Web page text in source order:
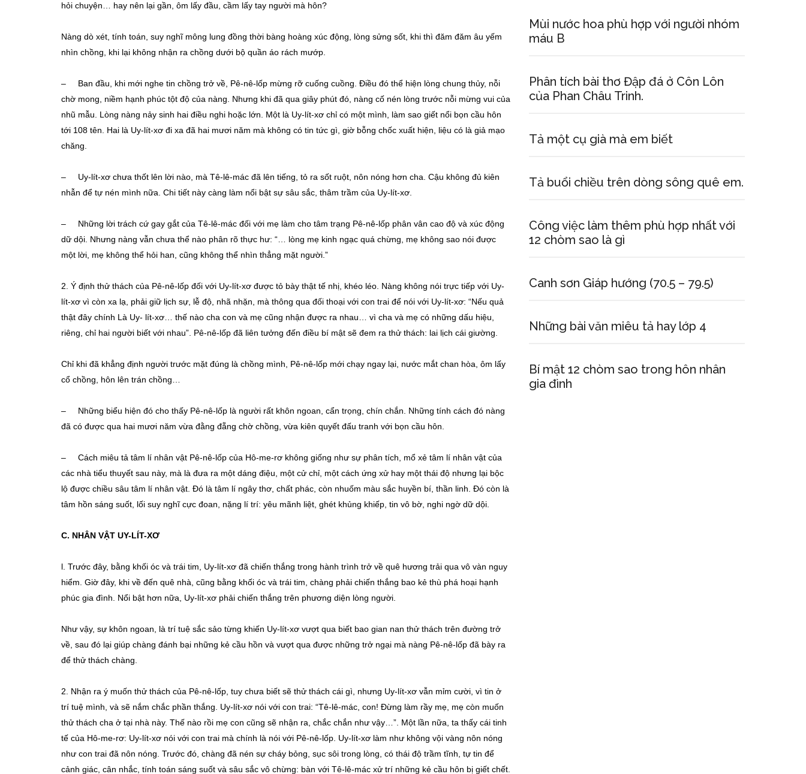
hỏi chuyện… hay nên lại gần, ôm lấy đầu, cầm lấy tay người mà hôn?
Nàng dò xét, tính toán, suy nghĩ mông lung đồng thời bàng hoàng xúc động, lòng sửng sốt, khi thì đăm đăm âu yếm
nhìn chồng, khi lại không nhận ra chồng dưới bộ quần áo rách mướp.
– Ban đầu, khi mới nghe tin chồng trở về, Pê-nê-lốp mừng rỡ cuống cuồng. Điều đó thể hiện lòng chung thủy, nỗi
chờ mong, niềm hạnh phúc tột độ của nàng. Nhưng khi đã qua giây phút đó, nàng cố nén lòng trước nỗi mừng vui của
nhũ mẫu. Lòng nàng nảy sinh hai điều nghi hoặc lớn. Một là Uy-lít-xơ chỉ có một mình, làm sao giết nổi bọn cầu hôn
tới 108 tên. Hai là Uy-lít-xơ đi xa đã hai mươi năm mà không có tin tức gì, giờ bỗng chốc xuất hiện, liệu có là giả mạo
chăng.
– Uy-lít-xơ chưa thốt lên lời nào, mà Tê-lê-mác đã lên tiếng, tỏ ra sốt ruột, nôn nóng hơn cha. Cậu không đủ kiên
nhẫn để tự nén mình nữa. Chi tiết này càng làm nổi bật sự sâu sắc, thâm trầm của Uy-lít-xơ.
– Những lời trách cứ gay gắt của Tê-lê-mác đối với mẹ làm cho tâm trạng Pê-nê-lốp phân vân cao độ và xúc động
dữ dội. Nhưng nàng vẫn chưa thể nào phân rõ thực hư: “… lòng mẹ kinh ngạc quá chừng, mẹ không sao nói được
một lời, mẹ không thể hỏi han, cũng không thể nhìn thẳng mặt người.”
2. Ý định thử thách của Pê-nê-lốp đối với Uy-lít-xơ được tỏ bày thật tế nhị, khéo léo. Nàng không nói trực tiếp với Uy-
lít-xơ vì còn xa lạ, phải giữ lịch sự, lễ độ, nhã nhặn, mà thông qua đối thoại với con trai để nói với Uy-lít-xơ: “Nếu quả
thật đây chính Là Uy- lít-xơ… thế nào cha con và mẹ cũng nhận được ra nhau… vì cha và mẹ có những dấu hiệu,
riêng, chỉ hai người biết với nhau”. Pê-nê-lốp đã liên tưởng đến điều bí mật sẽ đem ra thử thách: lai lịch cái giường.
Chỉ khi đã khẳng định người trước mặt đúng là chồng mình, Pê-nê-lốp mới chạy ngay lại, nước mắt chan hòa, ôm lấy
cổ chồng, hôn lên trán chồng…
– Những biểu hiện đó cho thấy Pê-nê-lốp là người rất khôn ngoan, cẩn trọng, chín chắn. Những tính cách đó nàng
đã có được qua hai mươi năm vừa đằng đẵng chờ chồng, vừa kiên quyết đấu tranh với bọn cầu hôn.
– Cách miêu tả tâm lí nhân vật Pê-nê-lốp của Hô-me-rơ không giống như sự phân tích, mổ xẻ tâm lí nhân vật của
các nhà tiểu thuyết sau này, mà là đưa ra một dáng điệu, một cử chỉ, một cách ứng xử hay một thái độ nhưng lại bộc
lộ được chiều sâu tâm lí nhân vật. Đó là tâm lí ngây thơ, chất phác, còn nhuốm màu sắc huyền bí, thần linh. Đó còn là
tâm hồn sáng suốt, lối suy nghĩ cực đoan, nặng lí trí: yêu mãnh liệt, ghét khủng khiếp, tin vô bờ, nghi ngờ dữ dội.
C. NHÂN VẬT UY-LÍT-XƠ
l. Trước đây, bằng khối óc và trái tim, Uy-lít-xơ đã chiến thắng trong hành trình trở về quê hương trải qua vô vàn nguy
hiểm. Giờ đây, khi về đến quê nhà, cũng bằng khối óc và trái tim, chàng phải chiến thắng bao kẻ thù phá hoại hạnh
phúc gia đình. Nổi bật hơn nữa, Uy-lít-xơ phải chiến thắng trên phương diện lòng người.
Như vậy, sự khôn ngoan, là trí tuệ sắc sảo từng khiến Uy-lít-xơ vượt qua biết bao gian nan thử thách trên đường trở
về, sau đó lại giúp chàng đánh bại những kẻ cầu hồn và vượt qua được những trở ngại mà nàng Pê-nê-lốp đã bày ra
để thử thách chàng.
2. Nhận ra ý muốn thử thách của Pê-nê-lốp, tuy chưa biết sẽ thử thách cái gì, nhưng Uy-lít-xơ vẫn mỉm cười, vì tin ở
trí tuệ mình, và sẽ nắm chắc phần thắng. Uy-lít-xơ nói với con trai: “Tê-lê-mác, con! Đừng làm rầy mẹ, mẹ còn muốn
thử thách cha ở tại nhà này. Thế nào rồi mẹ con cũng sẽ nhận ra, chắc chắn như vậy…”. Một lần nữa, ta thấy cái tinh
tế của Hô-me-rơ: Uy-lít-xơ nói với con trai mà chính là nói với Pê-nê-lốp. Uy-lít-xơ làm như không vội vàng nôn nóng
như con trai đã nôn nóng. Trước đó, chàng đã nén sự cháy bỏng, sục sôi trong lòng, có thái độ trầm tĩnh, tự tin để
cảnh giác, cân nhắc, tính toán sáng suốt và sâu sắc vô chừng: bàn với Tê-lê-mác xử trí những kẻ cầu hôn bị giết chết.
Mùi nước hoa phù hợp với người nhóm
máu B
Phân tích bài thơ Đập đá ở Côn Lôn
của Phan Châu Trinh.
Tả một cụ già mà em biết
Tả buổi chiều trên dòng sông quê em.
Công việc làm thêm phù hợp nhất với
12 chòm sao là gì
Canh sơn Giáp hướng (70.5 – 79.5)
Những bài văn miêu tả hay lớp 4
Bí mật 12 chòm sao trong hôn nhân
gia đình